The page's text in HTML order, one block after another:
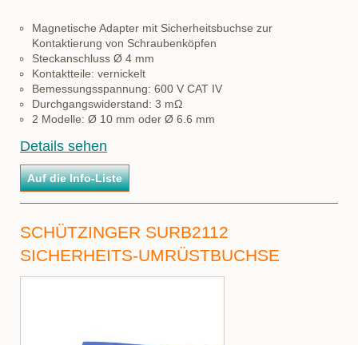
Magnetische Adapter mit Sicherheitsbuchse zur
Kontaktierung von Schraubenköpfen
Steckanschluss Ø 4 mm
Kontaktteile: vernickelt
Bemessungsspannung: 600 V CAT IV
Durchgangswiderstand: 3 mΩ
2 Modelle: Ø 10 mm oder Ø 6.6 mm
Details sehen
SCHÜTZINGER SURB2112
SICHERHEITS-UMRÜSTBUCHSE